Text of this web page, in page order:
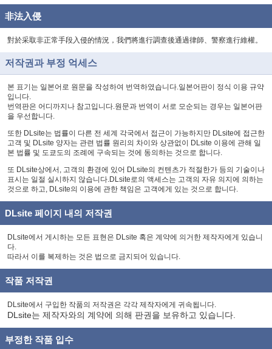
非法入侵
對於采取非正常手段入侵的情況，我們將進行調查後通過律師、警察進行維權。
저작권과 부정 억세스
본 표기는 일본어로 원문을 작성하여 번역하였습니다.일본어판이 정식 이용 규약
입니다.
번역판은 어디까지나 참고입니다.원문과 번역이 서로 모순되는 경우는 일본어판
을 우선합니다.
또한 DLsite는 법률이 다른 전 세계 각국에서 접근이 가능하지만 DLsite에 접근한
고객 및 DLsite 양자는 관련 법률 원리의 차이와 상관없이 DLsite 이용에 관해 일
본 법률 및 도쿄도의 조례에 구속되는 것에 동의하는 것으로 합니다.
또 DLsite상에서, 고객의 환경에 있어 DLsite의 컨텐츠가 적절한가 등의 기술이나
표시는 일절 실시하지 않습니다.DLsite로의 액세스는 고객의 자유 의지에 의하는
것으로 하고, DLsite의 이용에 관한 책임은 고객에게 있는 것으로 합니다.
DLsite 페이지 내의 저작권
DLsite에서 게시하는 모든 표현은 DLsite 혹은 계약에 의거한 제작자에게 있습니
다.
따라서 이를 복제하는 것은 법으로 금지되어 있습니다.
작품 저작권
DLsite에서 구입한 작품의 저작권은 각각 제작자에게 귀속됩니다.
DLsite는 제작자와의 계약에 의해 판권을 보유하고 있습니다.
부정한 작품 입수